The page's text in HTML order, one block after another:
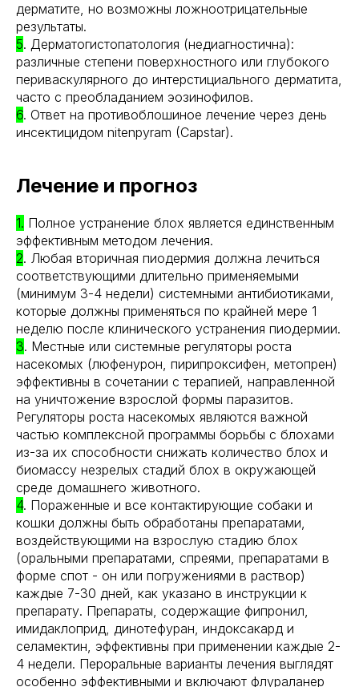
дерматите, но возможны ложноотрицательные
результаты.
5. Дерматогистопатология (недиагностична):
различные степени поверхностного или глубокого
периваскулярного до интерстициального дерматита,
часто с преобладанием эозинофилов.
6. Ответ на противоблошиное лечение через день
инсектицидом nitenpyram (Capstar).
Лечение и прогноз
1. Полное устранение блох является единственным
эффективным методом лечения.
2. Любая вторичная пиодермия должна лечиться
соответствующими длительно применяемыми
(минимум 3-4 недели) системными антибиотиками,
которые должны применяться по крайней мере 1
неделю после клинического устранения пиодермии.
3. Местные или системные регуляторы роста
насекомых (люфенурон, пирипроксифен, метопрен)
эффективны в сочетании с терапией, направленной
на уничтожение взрослой формы паразитов.
Регуляторы роста насекомых являются важной
частью комплексной программы борьбы с блохами
из-за их способности снижать количество блох и
биомассу незрелых стадий блох в окружающей
среде домашнего животного.
4. Пораженные и все контактирующие собаки и
кошки должны быть обработаны препаратами,
воздействующими на взрослую стадию блох
(оральными препаратами, спреями, препаратами в
форме спот - он или погружениями в раствор)
каждые 7-30 дней, как указано в инструкции к
препарату. Препараты, содержащие фипронил,
имидаклоприд, динотефуран, индоксакард и
селамектин, эффективны при применении каждые 2-
4 недели. Пероральные варианты лечения выглядят
особенно эффективными и включают флураланер